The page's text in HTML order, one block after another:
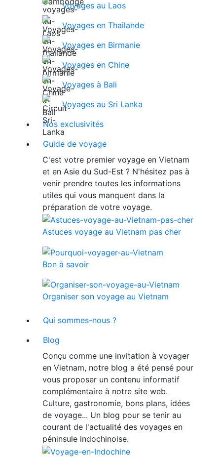
Voyages au Laos
Voyages en Thailande
Voyages en Birmanie
Voyages en Chine
Voyages à Bali
Voyages au Sri Lanka
Nos exclusivités
Guide de voyage
C'est votre premier voyage en Vietnam
et en Asie du Sud-Est ? N'hésitez pas à
venir prendre toutes les informations
utiles qui vous manquent dans la
préparation de votre voyage.
Astuces voyage au Vietnam pas cher
Bon à savoir
Organiser son voyage au Vietnam
Qui sommes-nous ?
Blog
Conçu comme une invitation à voyager
en Vietnam, notre blog a été pensé pour
vous proposer un contenu informatif
complémentaire à notre site web.
Culture, gastronomie, bons plans, idées
de voyage... Un blog pour se tenir au
courant de l'actualité des voyages en
péninsule indochinoise.